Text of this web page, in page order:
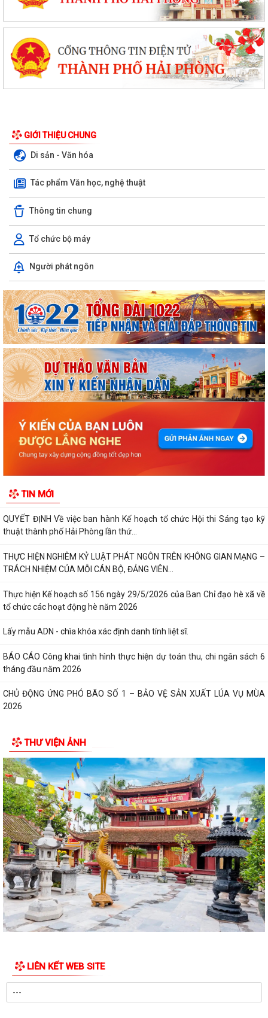
GIỚI THIỆU CHUNG
Di sản - Văn hóa
Tác phẩm Văn học, nghệ thuật
Thông tin chung
Tổ chức bộ máy
Người phát ngôn
TIN MỚI
ỦY BAN NHÂN DÂN XÃ NGUYỄN BỈNH KHIÊM TUYÊN TRUYỀN, HƯỚNG
DẪN NGƯỜI DÂN CHUYỂN ĐỔI THIẾT BỊ, SIM...
KẾ HOẠCH Triển khai tuyển chọn thực tập sinh nữ đi thực tập kỹ thuật
tại Nhật Bản Đợt II năm 2026
Kỷ niệm 79 năm Ngày Thương binh - Liệt sĩ (27-7-1947 – 27-7-2026)
KHẢO SÁT, THĂM DÒ Ý KIẾN SAU 01 NĂM THỰC HIỆN MÔ HÌNH CHÍNH
QUYỀN ĐỊA PHƯƠNG 02 CẤP
tư của cộng đồng các công trình,...
QUYẾT ĐỊNH Về việc ban hành Kế hoạch tổ chức Hội thi Sáng tạo kỹ
thuật thành phố Hải Phòng lần thứ...
THỰC HIỆN NGHIÊM KỶ LUẬT PHÁT NGÔN TRÊN KHÔNG GIAN MẠNG –
TRÁCH NHIỆM CỦA MỖI CÁN BỘ, ĐẢNG VIÊN...
Thực hiện Kế hoạch số 156 ngày 29/5/2026 của Ban Chỉ đạo hè xã về
tổ chức các hoạt động hè năm 2026
Lấy mẫu ADN - chìa khóa xác định danh tính liệt sĩ.
BÁO CÁO Công khai tình hình thực hiện dự toán thu, chi ngân sách 6
tháng đầu năm 2026
CHỦ ĐỘNG ỨNG PHÓ BÃO SỐ 1 – BẢO VỆ SẢN XUẤT LÚA VỤ MÙA
2026
XÚC CỬ TRI CHUẨN BỊ KỲ HỌP THƯỜNG LỆ...
Công điện phòng chống bão số 1 (Bão MAYSAK) và mưa lũ sau bão
THÔNG BÁO Lịch tiếp công dân định kỳ của Chủ tịch Ủy ban nhân dân
xã Quý III, IV năm 2026
Bộ Chính trị tổ chức hội nghị toàn quốc sơ kết 1 năm vận hành mô hình
tổ chức tổng thể của hệ...
Luật sửa đổi bổ sung một số điều của Luật Tiếp công dân, luật khiếu
nại, luật tố cáo
Luật sửa đổi, bổ sung một số điều của Luật phòng chống tham nhũng
Chiến dịch “500 ngày đêm đẩy mạnh thực hiện tìm kiếm, quy tập và
Kỷ niệm Ngày gia đình Việt Nam 28/6
KẾ HOẠCH Tiếp công dân của Chủ tịch Ủy ban nhân dân xã Quý III, IV
THƯ VIỆN ẢNH
LIÊN KẾT WEB SITE